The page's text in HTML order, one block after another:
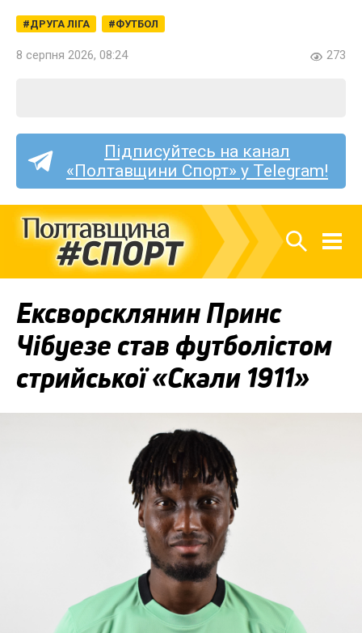
ДРУГА ЛІГА ФУТБОЛ
8 серпня 2026, 08:24 273
Підписуйтесь на канал
«Полтавщини Спорт» у Telegram!
Ексворсклянин Принс
Чібуезе став футболістом
стрийської «Скали 1911»